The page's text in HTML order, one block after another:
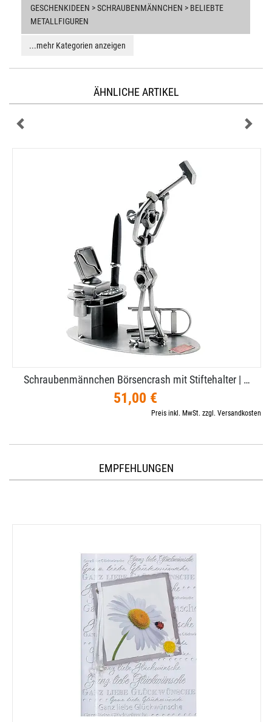
GESCHENKIDEEN > SCHRAUBENMÄNNCHEN > BELIEBTE
METALLFIGUREN
...mehr Kategorien anzeigen
ÄHNLICHE ARTIKEL
Schraubenmännchen Börsencrash mit Stiftehalter | …
51,00 €
Preis inkl. MwSt. zzgl. Versandkosten
EMPFEHLUNGEN